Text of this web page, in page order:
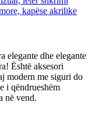
elegante dhe elegante
Është aksesori
modern me siguri do
i qëndrueshëm
në vend.